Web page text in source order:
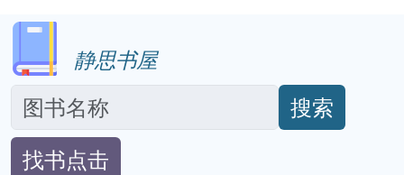
静思书屋
搜索
找书点击